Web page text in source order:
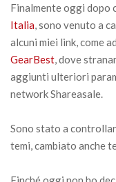
Finalmente oggi dopo
Italia, sono venuto a
alcuni miei link, come
GearBest, dove
aggiunti ulteriori
network Shareasale.
Sono stato a
temi, cambiato anche